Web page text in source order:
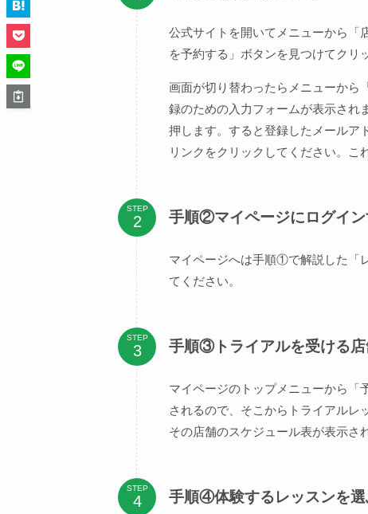
公式サイトを開いてメニューから「
を予約する」ボタンを見つけてクリ
画面が切り替わったらメニューから
録のための入力フォームが表示され
押します。すると登録したメールア
リンクをクリックしてください。こ
STEP
手順②マイページにログイン
マイページへは手順①で解説した「
てください。
STEP
手順③トライアルを受ける
マイページのトップメニューから「
されるので、そこからトライアルレ
その店舗のスケジュール表が表示さ
STEP
手順④体験するレッスンを